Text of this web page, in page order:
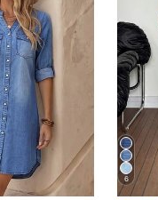
6